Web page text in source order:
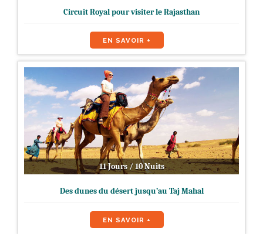
Circuit Royal pour visiter le Rajasthan
EN SAVOIR +
11 Jours / 10 Nuits
Des dunes du désert jusqu’au Taj Mahal
EN SAVOIR +